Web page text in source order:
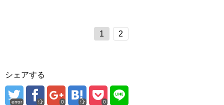
1 2
シェアする
error 0 0